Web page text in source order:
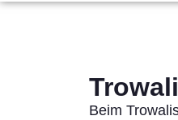
Beim